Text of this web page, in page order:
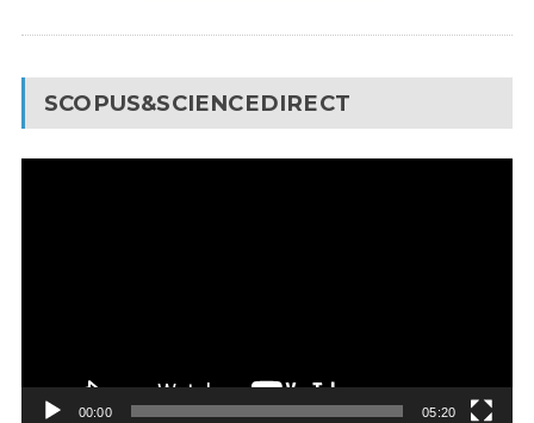
SCOPUS&SCIENCEDIRECT
00:00 05:20